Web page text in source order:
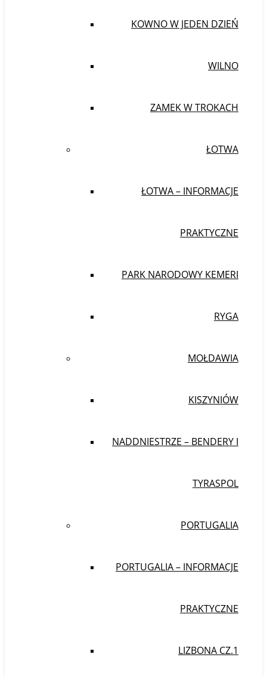
KOWNO W JEDEN DZIEŃ
WILNO
ZAMEK W TROKACH
ŁOTWA
ŁOTWA – INFORMACJE
PRAKTYCZNE
PARK NARODOWY KEMERI
RYGA
MOŁDAWIA
KISZYNIÓW
NADDNIESTRZE – BENDERY I
TYRASPOL
PORTUGALIA
PORTUGALIA – INFORMACJE
PRAKTYCZNE
LIZBONA CZ.1